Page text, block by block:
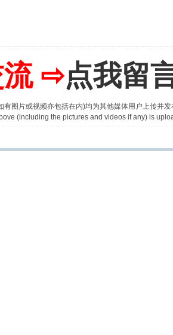
流 ⇨点我留
有图片或视频亦包括在内)均为其他媒体用户上传并
(including the pictures and videos if any) is